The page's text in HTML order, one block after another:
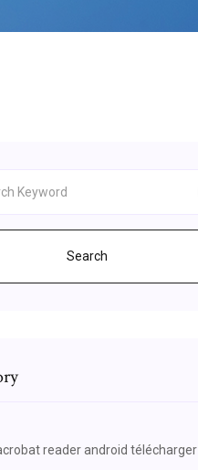
Search
reader android télécharger